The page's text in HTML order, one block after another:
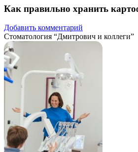
Как правильно хранить
Добавить комментарий
Стоматология “Дмитрович и коллеги”